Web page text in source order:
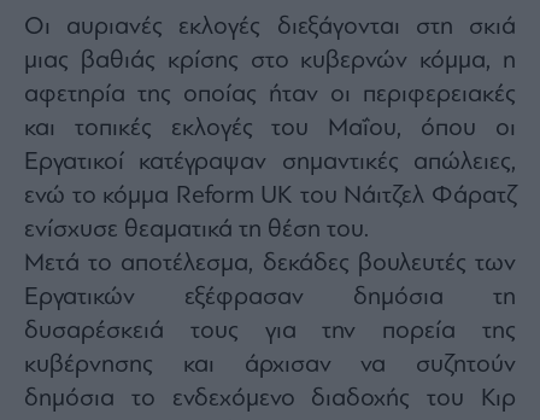
Οι αυριανές εκλογές διεξάγονται στη σκιά
μιας βαθιάς κρίσης στο κυβερνών κόμμα, η
αφετηρία της οποίας ήταν οι περιφερειακές
και τοπικές εκλογές του Μαΐου, όπου οι
Εργατικοί κατέγραψαν σημαντικές απώλειες,
ενώ το κόμμα Reform UK του Νάιτζελ Φάρατζ
ενίσχυσε θεαματικά τη θέση του.
Μετά το αποτέλεσμα, δεκάδες βουλευτές των
Εργατικών εξέφρασαν δημόσια τη
δυσαρέσκειά τους για την πορεία της
κυβέρνησης και άρχισαν να συζητούν
δημόσια το ενδεχόμενο διαδοχής του Κιρ